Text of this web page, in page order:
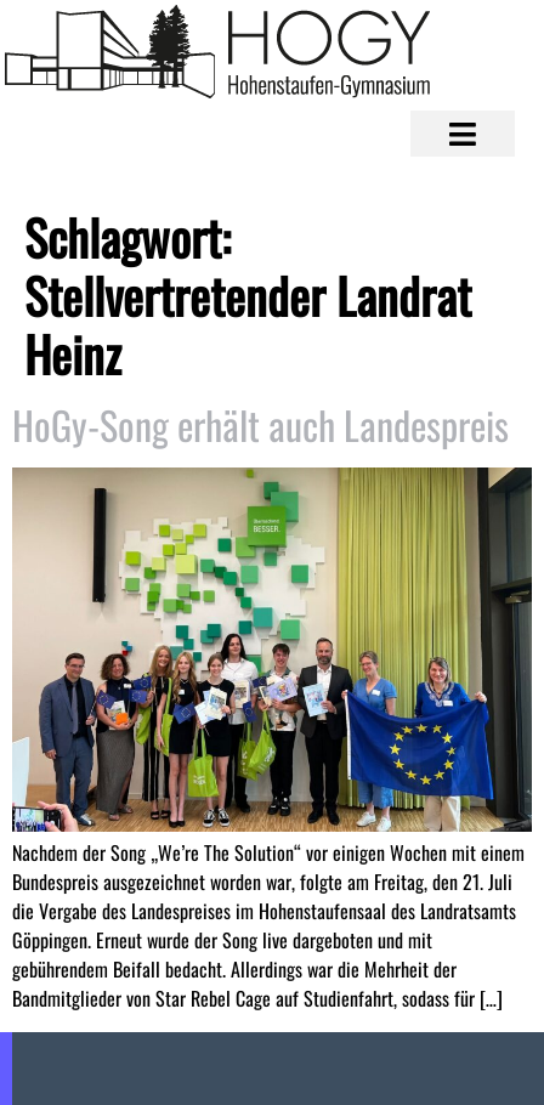
Schlagwort:
Stellvertretender Landrat
Heinz
HoGy-Song erhält auch Landespreis
Nachdem der Song „We’re The Solution“ vor einigen Wochen mit einem
Bundespreis ausgezeichnet worden war, folgte am Freitag, den 21. Juli
die Vergabe des Landespreises im Hohenstaufensaal des Landratsamts
Göppingen. Erneut wurde der Song live dargeboten und mit
gebührendem Beifall bedacht. Allerdings war die Mehrheit der
Bandmitglieder von Star Rebel Cage auf Studienfahrt, sodass für […]